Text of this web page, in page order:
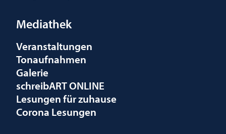
Mediathek
Veranstaltungen
Tonaufnahmen
Galerie
schreibART ONLINE
Lesungen für zuhause
Corona Lesungen